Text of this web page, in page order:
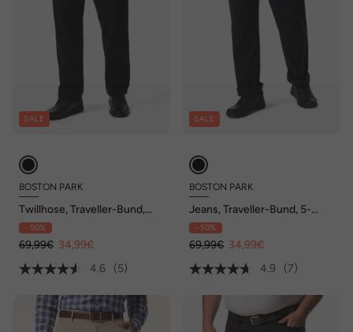
SALE
BOSTON PARK
Twillhose, Traveller-Bund,
FlatFront, Regular Fit, bis 72
- 50%
69,99€ 34,99€
4.6
(5)
SALE
BOSTON PARK
Jeans, Traveller-Bund, 5-
Pocket, Regular Fit, bis 72/36
- 50%
69,99€ 34,99€
4.9
(7)